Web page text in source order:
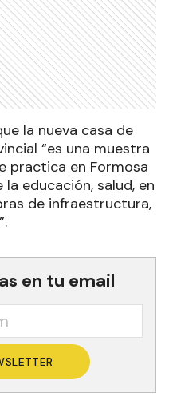
la nueva casa de
“es una muestra
practica en Formosa
educación, salud, en
de infraestructura,
en tu email